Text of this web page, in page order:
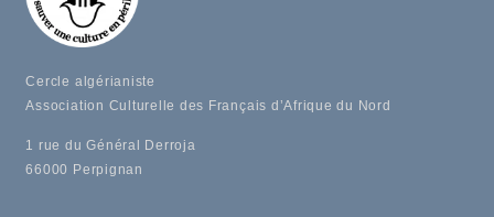
Cercle algérianiste
Association Culturelle des Français d’Afrique du Nord
1 rue du Général Derroja
66000 Perpignan